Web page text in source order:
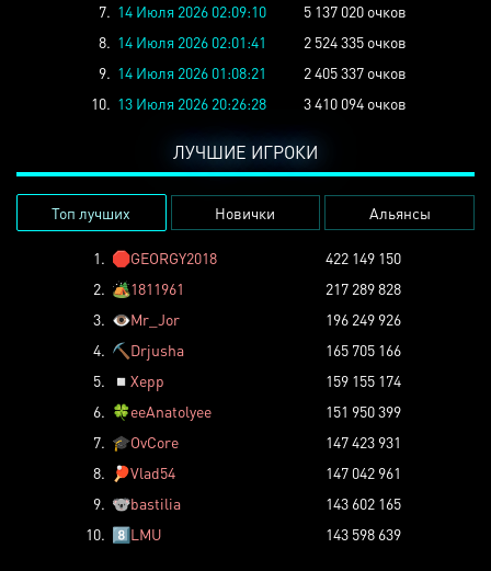
7. 14 Июля 2026 02:09:10
5 137 020 очков
8. 14 Июля 2026 02:01:41
2 524 335 очков
9. 14 Июля 2026 01:08:21
2 405 337 очков
10. 13 Июля 2026 20:26:28 3 410 094 очков
ЛУЧШИЕ ИГРОКИ
Топ лучших Новички Альянсы
1. 🛑GEORGY2018
422 149 150
2. 🏕️1811961
217 289 828
3. 👁️Mr_Jor
196 249 926
4. ⛏️ Drjusha
165 705 166
5.
◽ Xepp
159 155 174
6. 🍀eeAnatolyee
151 950 399
7. 🎓OvCore
147 423 931
8.
🏓Vlad54
147 042 961
9. 🐨bastilia
143 602 165
10. 8️⃣LMU 143 598 639